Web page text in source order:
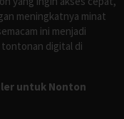
meningkatnya minat
ini menjadi
tontonan digital di
untuk Nonton